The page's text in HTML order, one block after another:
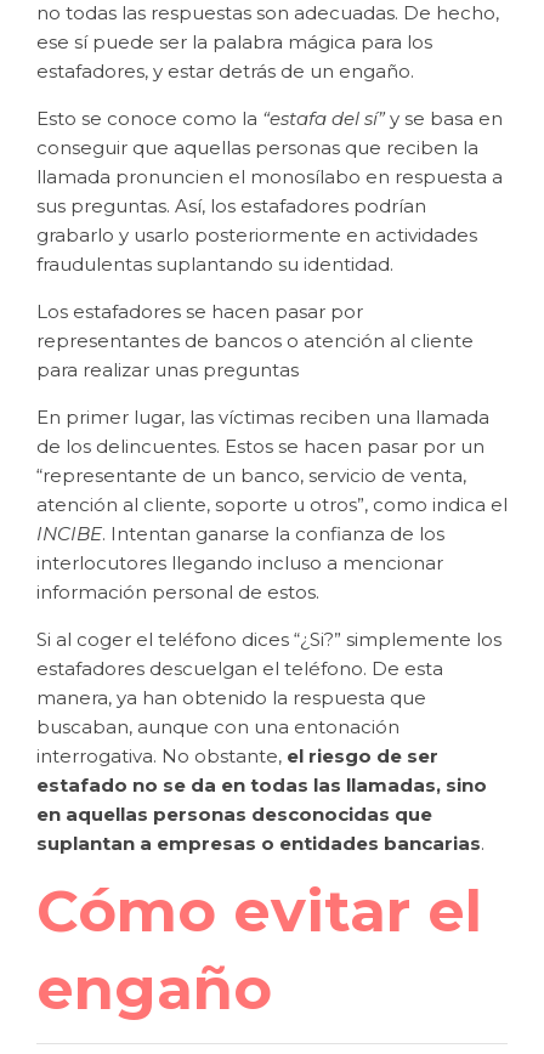
no todas las respuestas son adecuadas. De hecho,
ese sí puede ser la palabra mágica para los
estafadores, y estar detrás de un engaño.
Esto se conoce como la “estafa del sí” y se basa en
conseguir que aquellas personas que reciben la
llamada pronuncien el monosílabo en respuesta a
sus preguntas. Así, los estafadores podrían
grabarlo y usarlo posteriormente en actividades
fraudulentas suplantando su identidad.
Los estafadores se hacen pasar por
representantes de bancos o atención al cliente
para realizar unas preguntas
En primer lugar, las víctimas reciben una llamada
de los delincuentes. Estos se hacen pasar por un
“representante de un banco, servicio de venta,
atención al cliente, soporte u otros”, como indica el
INCIBE. Intentan ganarse la confianza de los
interlocutores llegando incluso a mencionar
información personal de estos.
Si al coger el teléfono dices “¿Si?” simplemente los
estafadores descuelgan el teléfono. De esta
manera, ya han obtenido la respuesta que
buscaban, aunque con una entonación
interrogativa. No obstante, el riesgo de ser
estafado no se da en todas las llamadas, sino
en aquellas personas desconocidas que
suplantan a empresas o entidades bancarias.
Cómo evitar el
engaño